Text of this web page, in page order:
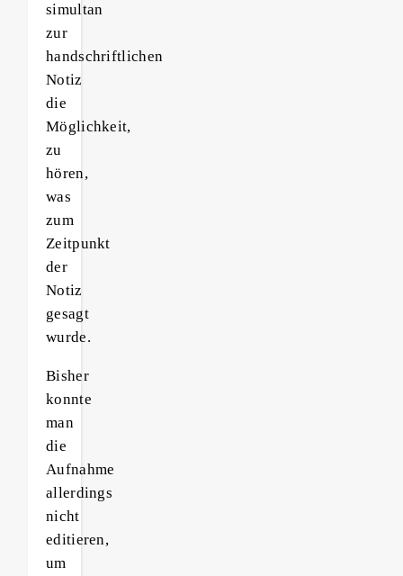
simultan
zur
handschriftlichen
Notiz
die
Möglichkeit,
zu
hören,
was
zum
Zeitpunkt
der
Notiz
gesagt
wurde.
Bisher
konnte
man
die
Aufnahme
allerdings
nicht
editieren,
um